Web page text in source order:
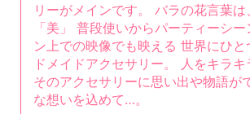
リーがメインです。 バラの花言葉は
「美」 普段使いからパーティーシ
ン上での映像でも映える 世界にひ
ドメイドアクセサリー。 人をキラキ
そのアクセサリーに思い出や物語が
な想いを込めて…。